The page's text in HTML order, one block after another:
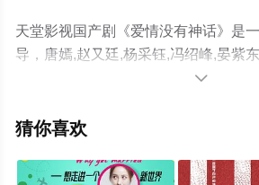
天堂影视国产剧《爱情没有神话》是
导，唐嫣,赵又廷,杨采钰,冯绍峰,晏紫
陈昊森,倪虹洁,刘钧,沙宝亮,王姬,周野
演员精彩演绎的中国大陆电视剧，大
就上天堂电影网，热播电视剧提前免

猜你喜欢